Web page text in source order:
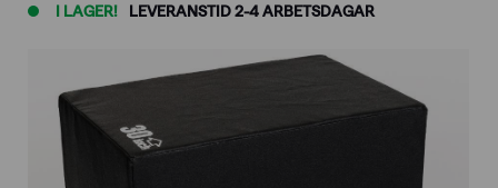
I LAGER! LEVERANSTID 2-4 ARBETSDAGAR